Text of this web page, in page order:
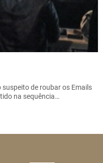
de roubar os Emails
na sequência…